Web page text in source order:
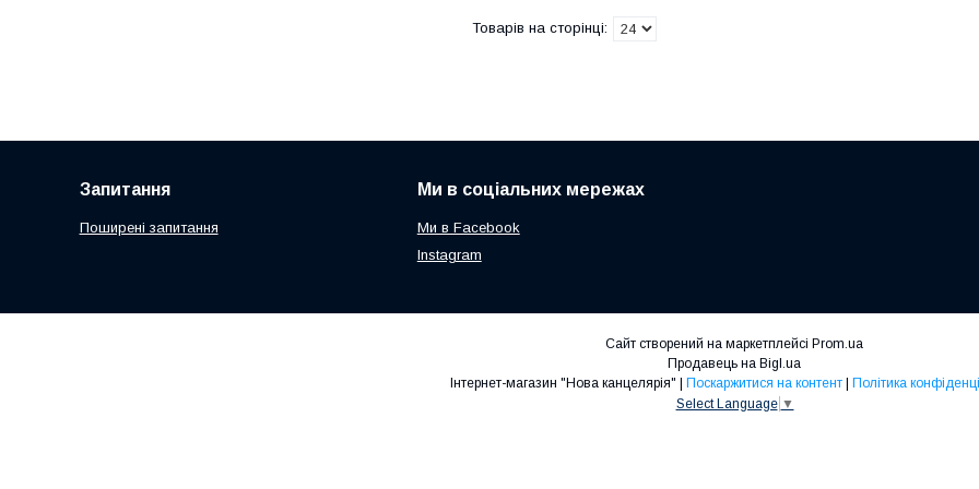
Запитання
Поширені запитання
Ми в соціальних мережах
Ми в Facebook
Instagram
Сайт створений на маркетплейсі Prom.ua
Продавець на Bigl.ua
Інтернет-магазин "Нова канцелярія" | Поскаржитися на контент | Політика
Select Language ▼